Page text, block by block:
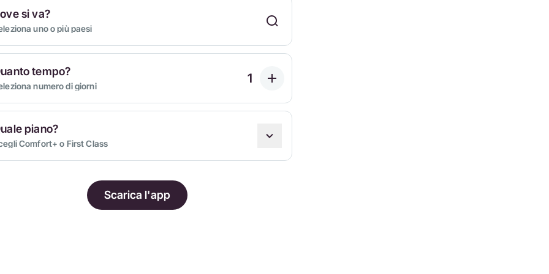
si va?
uno o più paesi
tempo?
numero di giorni
piano?
Comfort+ o First Class
Scarica l'app